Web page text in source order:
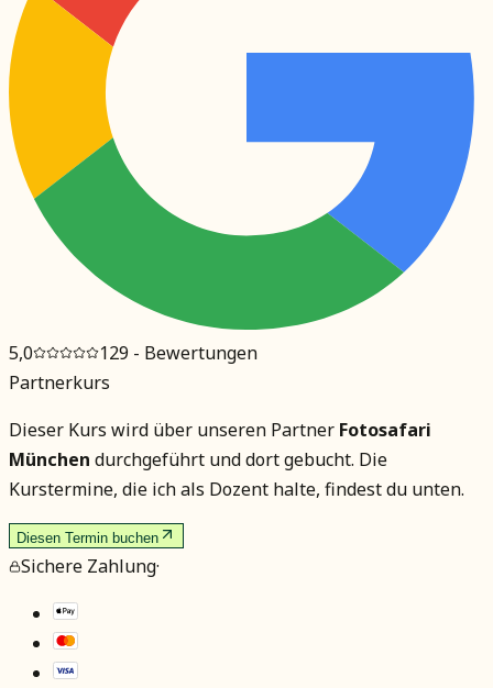
5,0 129 - Bewertungen
Partnerkurs
Dieser Kurs wird über unseren Partner Fotosafari
München durchgeführt und dort gebucht. Die
Kurstermine, die ich als Dozent halte, findest du unten.
Diesen Termin buchen
Sichere Zahlung·